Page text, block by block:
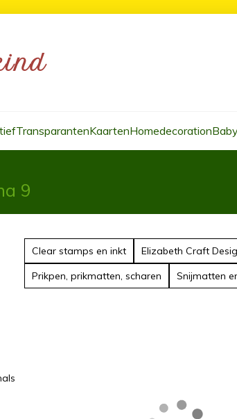
TransparantenKaartenHomedecoration
9
Clear stamps en inkt Elizabeth Craft
Prikpen, prikmatten, scharen
Snijmatten